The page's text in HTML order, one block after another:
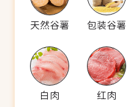
天然谷薯 包装谷薯
白肉 红肉